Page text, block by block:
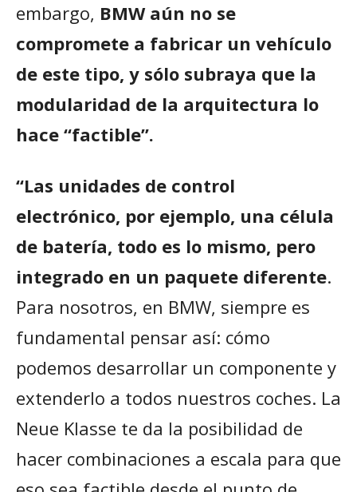
embargo, BMW aún no se
compromete a fabricar un vehículo
de este tipo, y sólo subraya que la
modularidad de la arquitectura lo
hace “factible”.
“Las unidades de control
electrónico, por ejemplo, una célula
de batería, todo es lo mismo, pero
integrado en un paquete diferente.
Para nosotros, en BMW, siempre es
fundamental pensar así: cómo
podemos desarrollar un componente y
extenderlo a todos nuestros coches. La
Neue Klasse te da la posibilidad de
hacer combinaciones a escala para que